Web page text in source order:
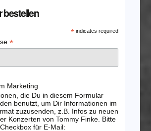
bestellen
* indicates required
*
Marketing
die Du in diesem Formular
benutzt, um Dir Informationen im
zuzusenden, z.B. Infos zu neuen
Konzerten von Tommy Finke. Bitte
für E-Mail: